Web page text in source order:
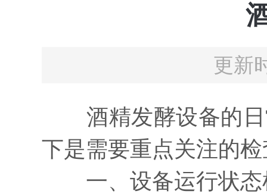
更新
酒精发酵设备的日
下是需要重点关注的
一、设备运行状态